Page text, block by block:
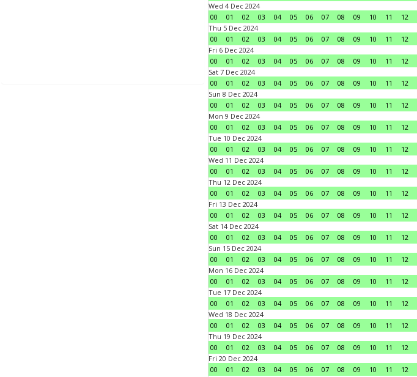
Wed 4 Dec 2024
00
01 02 03 04 05 06 07 08 09 10 11 12
Thu 5 Dec 2024
00
01 02 03 04 05 06 07 08 09 10 11 12
Fri 6 Dec 2024
00
01 02 03 04 05 06 07 08 09 10 11 12
Sat 7 Dec 2024
00
01 02 03 04 05 06 07 08 09 10 11 12
Sun 8 Dec 2024
00
01 02 03 04 05 06 07 08 09 10 11 12
Mon 9 Dec 2024
00
01 02 03 04 05 06 07 08 09 10 11 12
Tue 10 Dec 2024
00
01 02 03 04 05 06 07 08 09 10 11 12
Wed 11 Dec 2024
00
01 02 03 04 05 06 07 08 09 10 11 12
Thu 12 Dec 2024
00
01 02 03 04 05 06 07 08 09 10 11 12
Fri 13 Dec 2024
00
01 02 03 04 05 06 07 08 09 10 11 12
Sat 14 Dec 2024
00
01 02 03 04 05 06 07 08 09 10 11 12
Sun 15 Dec 2024
00
01 02 03 04 05 06 07 08 09 10 11 12
Mon 16 Dec 2024
00
01 02 03 04 05 06 07 08 09 10 11 12
Tue 17 Dec 2024
00
01 02 03 04 05 06 07 08 09 10 11 12
Wed 18 Dec 2024
00
01 02 03 04 05 06 07 08 09 10 11 12
Thu 19 Dec 2024
00
01 02 03 04 05 06 07 08 09 10 11 12
Fri 20 Dec 2024
00
01 02 03 04 05 06 07 08 09 10 11 12